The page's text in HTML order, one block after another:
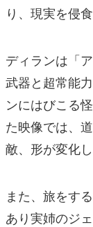
り、現実を侵
ディランは「
武器と超常能
ンにはびこる
た映像では、
敵、形が変化
また、旅をす
あり実姉のジ